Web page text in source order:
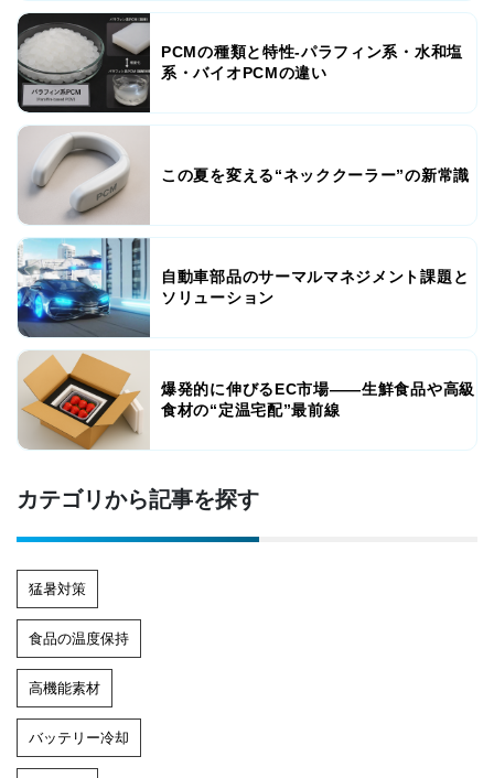
PCMの種類と特性-パラフィン系・水和塩
系・バイオPCMの違い
この夏を変える“ネッククーラー”の新常識
自動車部品のサーマルマネジメント課題と
ソリューション
爆発的に伸びるEC市場――生鮮食品や高級
食材の“定温宅配”最前線
カテゴリから記事を探す
猛暑対策
食品の温度保持
高機能素材
バッテリー冷却